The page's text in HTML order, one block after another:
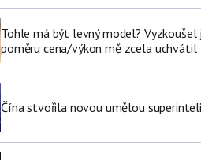
Tohle má být levný model?
poměru cena/výkon mě zcela uchvátil
Čína stvořila novou umělou